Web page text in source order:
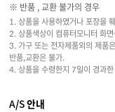
※ 반품 , 교환 불가의 경우
1. 상품을 사용하였거나 포장을
2. 상품색상이 컴퓨터모니터 화
3. 가구 또는 전자제품외의 제품
반품,교환은 불가.
4. 상품을 수령한지 7일이 경과
A/S 안내